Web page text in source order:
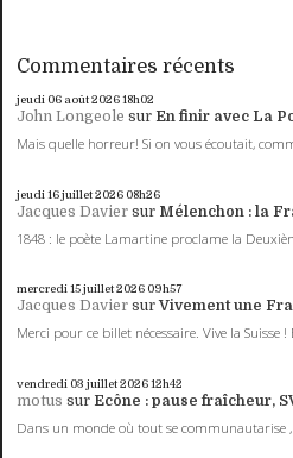
Commentaires récents
jeudi 06 août 202618h02
John Longeole sur En finir avec La
Mais quelle horreur! Si on vous écoutait,
jeudi 16juillet 2026 08h26
Jacques Davier sur Mélenchon : la
1848 : le poète Lamartine proclame la
mercredi 15juillet 2026 09h57
Jacques Davier surVivement une
Merci pour ce billet nécessaire. Vive la Suisse !
vendredi 03 juillet 202612h42
motus sur Ecône : pause fraîcheur,
Dans un monde où tout se communautarise ,